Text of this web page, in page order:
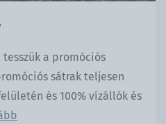
a promóciós
sátrak teljesen
és 100% vízállók és